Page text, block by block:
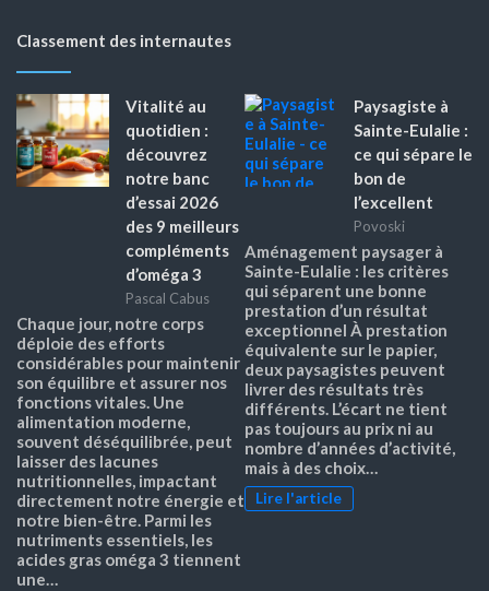
Classement des internautes
Vitalité au
quotidien :
découvrez
notre banc
d’essai 2026
des 9 meilleurs
compléments
d’oméga 3
Pascal Cabus
Chaque jour, notre corps
déploie des efforts
considérables pour maintenir
son équilibre et assurer nos
fonctions vitales. Une
alimentation moderne,
souvent déséquilibrée, peut
laisser des lacunes
nutritionnelles, impactant
directement notre énergie et
notre bien-être. Parmi les
nutriments essentiels, les
acides gras oméga 3 tiennent
une…
Paysagiste à
Sainte-Eulalie :
ce qui sépare le
bon de
l’excellent
Povoski
Aménagement paysager à
Sainte-Eulalie : les critères
qui séparent une bonne
prestation d’un résultat
exceptionnel À prestation
équivalente sur le papier,
deux paysagistes peuvent
livrer des résultats très
différents. L’écart ne tient
pas toujours au prix ni au
nombre d’années d’activité,
mais à des choix…
Lire l'article